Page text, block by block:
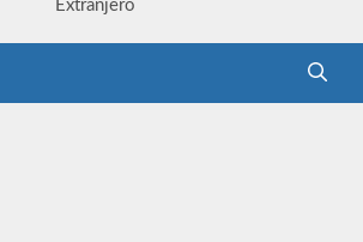
Extranjero